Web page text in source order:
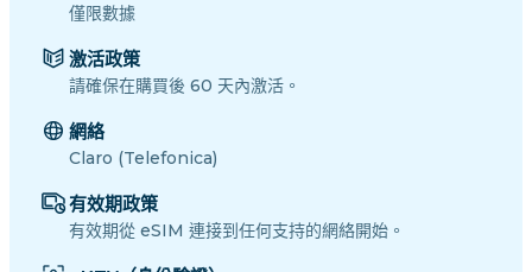
僅限數據
激活政策
請確保在購買後 60 天內激活。
網絡
Claro (Telefonica)
有效期政策
有效期從 eSIM 連接到任何支持的網絡開始。